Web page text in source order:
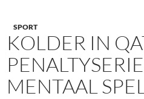
SPORT
KOLDER IN
MENTAAL SPEL